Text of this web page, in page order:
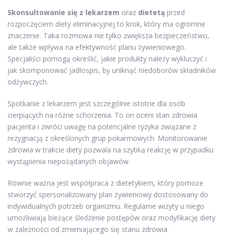
Skonsultowanie się z lekarzem oraz dietetą przed
rozpoczęciem diety eliminacyjnej to krok, który ma ogromne
znaczenie. Taka rozmowa nie tylko zwiększa bezpieczeństwo,
ale także wpływa na efektywność planu żywieniowego.
Specjaliści pomogą określić, jakie produkty należy wykluczyć i
jak skomponować jadłospis, by uniknąć niedoborów składników
odżywczych.
Spotkanie z lekarzem jest szczególnie istotne dla osób
cierpiących na różne schorzenia. To on oceni stan zdrowia
pacjenta i zwróci uwagę na potencjalne ryzyka związane z
rezygnacją z określonych grup pokarmowych. Monitorowanie
zdrowia w trakcie diety pozwala na szybką reakcję w przypadku
wystąpienia niepożądanych objawów.
Równie ważna jest współpraca z dietetykiem, który pomoże
stworzyć spersonalizowany plan żywieniowy dostosowany do
indywidualnych potrzeb organizmu. Regularne wizyty u niego
umożliwiają bieżące śledzenie postępów oraz modyfikację diety
w zależności od zmieniającego się stanu zdrowia.